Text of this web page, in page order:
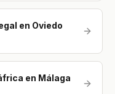
en Oviedo
en Málaga